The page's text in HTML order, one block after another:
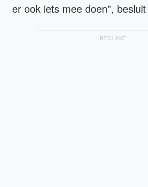
er ook iets mee doen",
RECLAME